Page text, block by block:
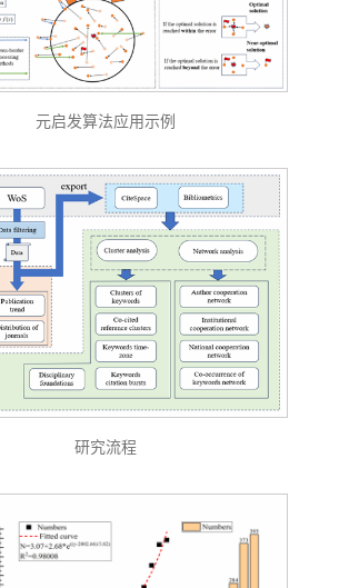
元启发算法应用示例
研究流程